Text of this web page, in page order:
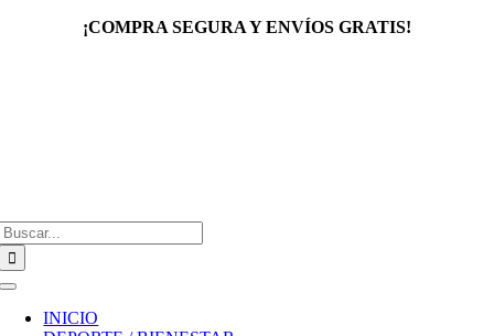
¡COMPRA SEGURA Y ENVÍOS GRATIS!
Toggle
Navigation
INICIO